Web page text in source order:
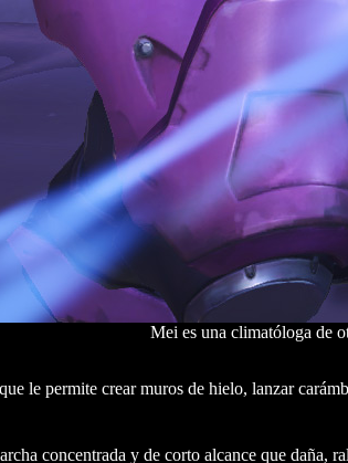
Mei es una climatóloga de
le permite crear muros de hielo, lanzar
concentrada y de corto alcance que daña,